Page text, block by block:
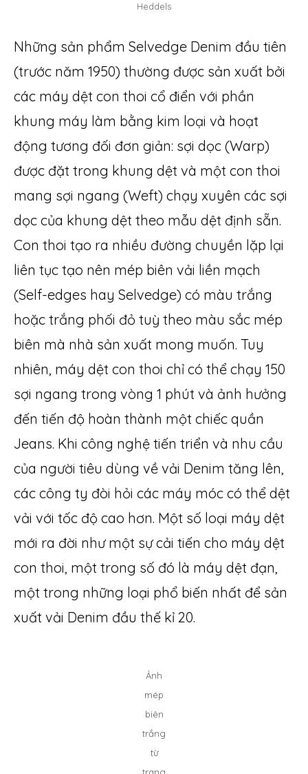
Heddels
Những sản phẩm Selvedge Denim đầu tiên
(trước năm 1950) thường được sản xuất bởi
các máy dệt con thoi cổ điển với phần
khung máy làm bằng kim loại và hoạt
động tương đối đơn giản: sợi dọc (Warp)
được đặt trong khung dệt và một con thoi
mang sợi ngang (Weft) chạy xuyên các sợi
dọc của khung dệt theo mẫu dệt định sẵn.
Con thoi tạo ra nhiều đường chuyền lặp lại
liên tục tạo nên mép biên vải liền mạch
(Self-edges hay Selvedge) có màu trắng
hoặc trắng phối đỏ tuỳ theo màu sắc mép
biên mà nhà sản xuất mong muốn. Tuy
nhiên, máy dệt con thoi chỉ có thể chạy 150
sợi ngang trong vòng 1 phút và ảnh hưởng
đến tiến độ hoàn thành một chiếc quần
Jeans. Khi công nghệ tiến triển và nhu cầu
của người tiêu dùng về vải Denim tăng lên,
các công ty đòi hỏi các máy móc có thể dệt
vải với tốc độ cao hơn. Một số loại máy dệt
mới ra đời như một sự cải tiến cho máy dệt
con thoi, một trong số đó là máy dệt đạn,
một trong những loại phổ biến nhất để sản
xuất vải Denim đầu thế kỉ 20.
Ảnh
mép
biên
trắng
từ
trang